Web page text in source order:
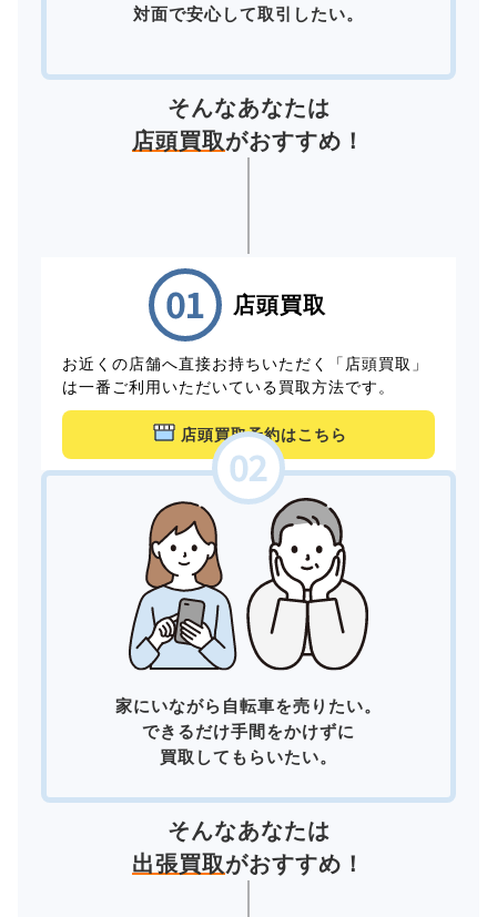
対面で安心して取引したい。
そんなあなたは
店頭買取がおすすめ！
店頭買取
お近くの店舗へ直接お持ちいただく「店頭買取」
は一番ご利用いただいている買取方法です。
店頭買取予約はこちら
家にいながら自転車を売りたい。
できるだけ手間をかけずに
買取してもらいたい。
そんなあなたは
出張買取がおすすめ！